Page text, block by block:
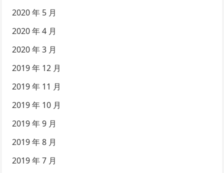
2020 年 5 月
2020 年 4 月
2020 年 3 月
2019 年 12 月
2019 年 11 月
2019 年 10 月
2019 年 9 月
2019 年 8 月
2019 年 7 月